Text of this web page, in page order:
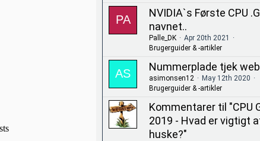
NVIDIA`s Første CPU
navnet..
Palle_DK
Apr 20th 2021
Brugerguider & -artikler
Nummerplade tjek
asimonsen12
May 12th 2020
Brugerguider & -artikler
Kommentarer til "CPU
2019 - Hvad er vigtigt
huske?"